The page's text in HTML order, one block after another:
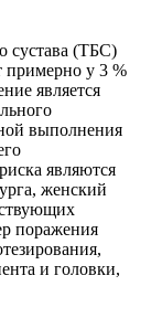
сустава (ТБС)
примерно у 3 %
является
выполнения
являются
женский
поражения
и головки,